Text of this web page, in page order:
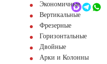
Обратный звонокЭкономичные
Вертикальные
Фрезерные
Горизонтальные
Двойные
Арки и Колонны